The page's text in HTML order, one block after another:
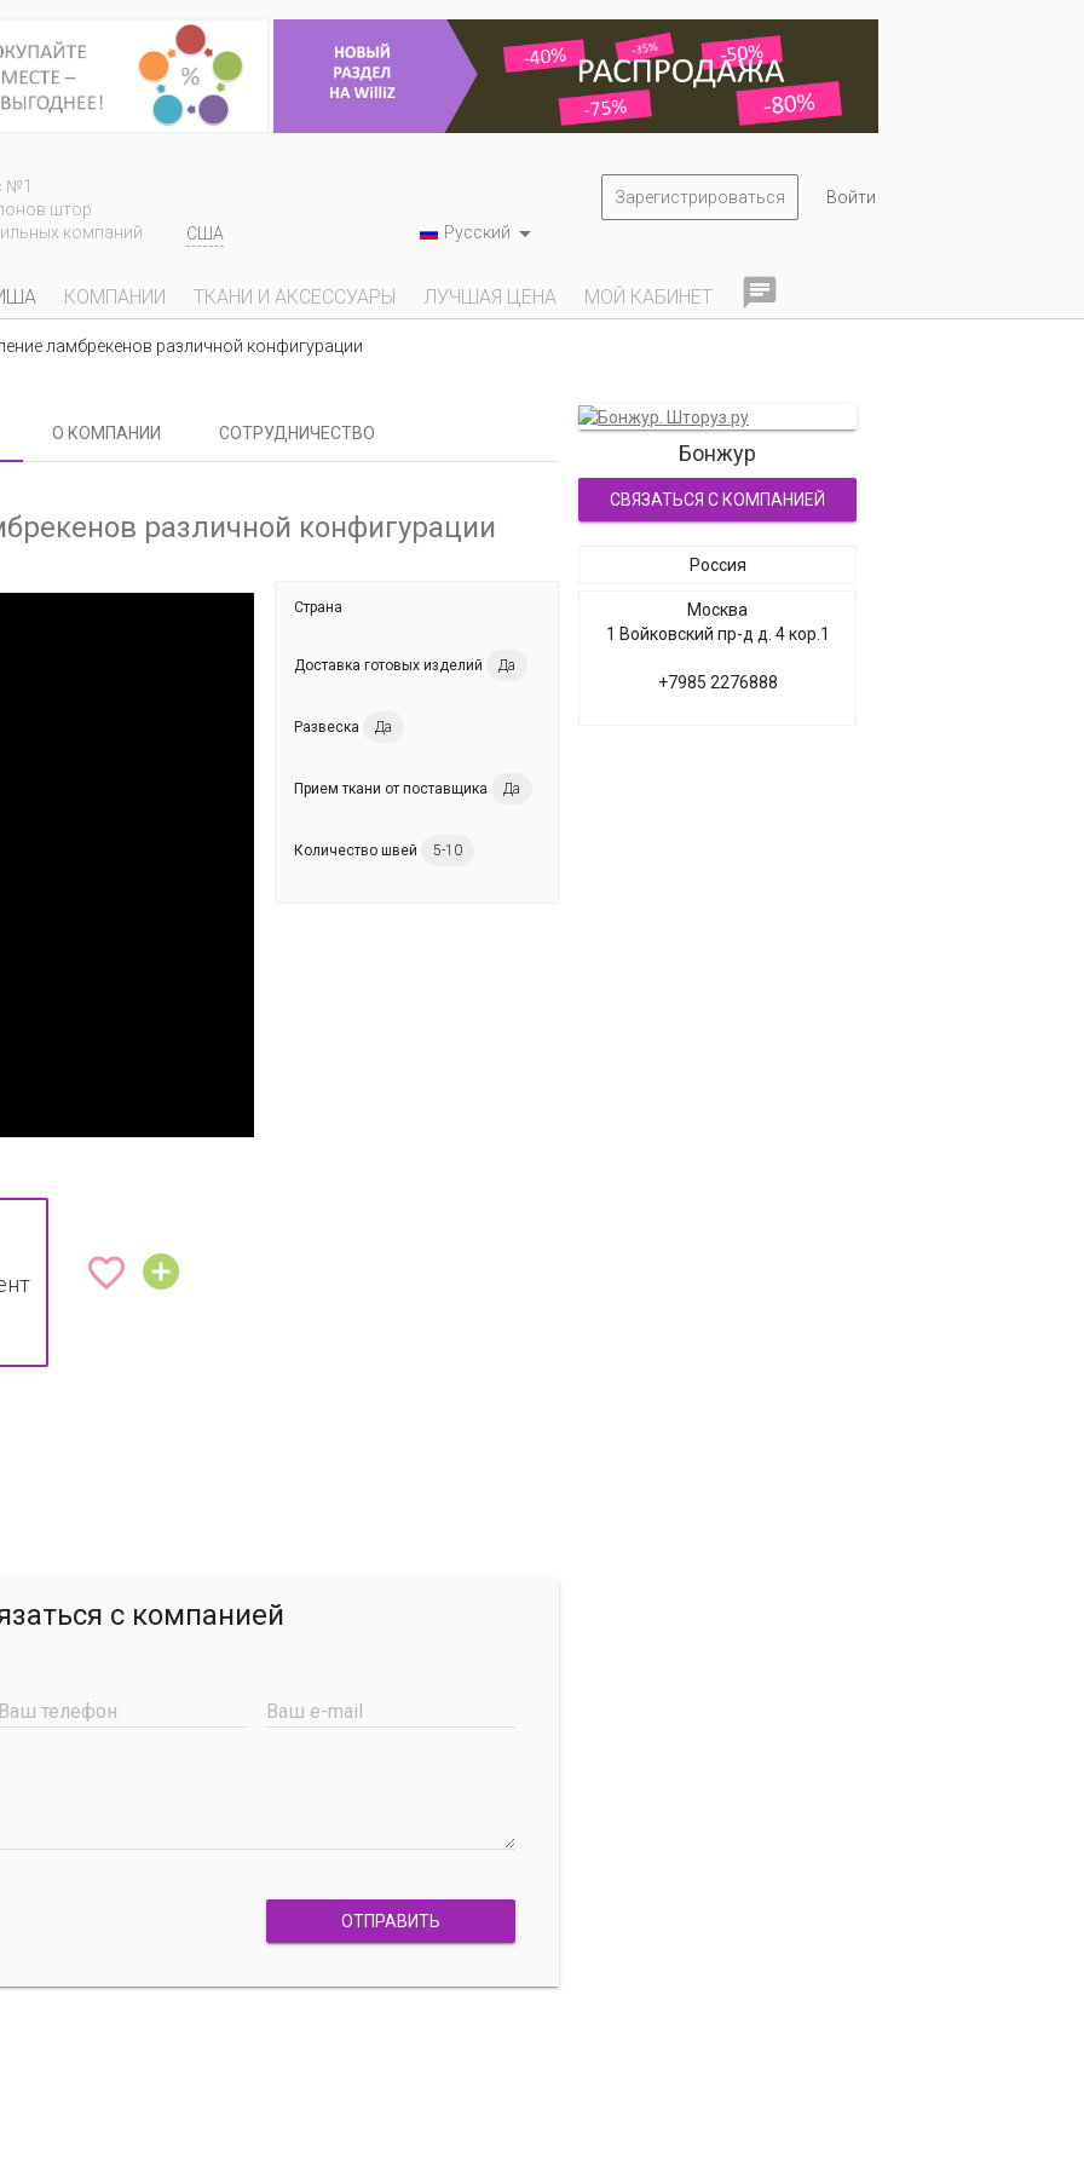
№1
штор
компаний
США
Зарегистрироваться
Войти
Русский 
КОМПАНИИ ТКАНИ И АКСЕССУАРЫ ЛУЧШАЯ ЦЕНА МОЙ КАБИНЕТ 
ламбрекенов различной конфигурации
О КОМПАНИИ СОТРУДНИЧЕСТВО
различной конфигурации
Работа с тканями
 
Страна
Доставка готовых изделий Да
Развеска Да
Прием ткани от поставщика Да
Количество швей 5-10
с компанией
Ваш телефон Ваш e-mail
ОТПРАВИТЬ
Бонжур
СВЯЗАТЬСЯ С КОМПАНИЕЙ
Россия
Москва
1 Войковский пр-д д. 4 кор.1
+7985 2276888